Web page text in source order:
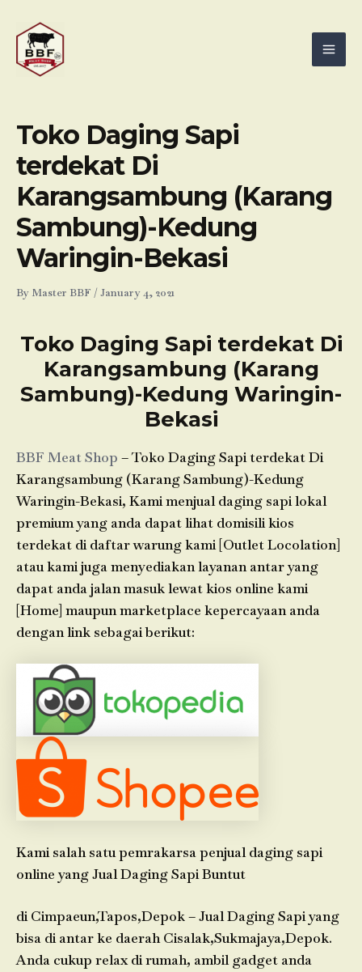
content
Toko Daging Sapi
terdekat Di
Karangsambung (Karang
Sambung)-Kedung
Waringin-Bekasi
By Master BBF /January 4, 2021
Toko Daging Sapi terdekat Di
Karangsambung (Karang
Sambung)-Kedung Waringin-
Bekasi
BBF Meat Shop – Toko Daging Sapi terdekat Di
Karangsambung (Karang Sambung)-Kedung
Waringin-Bekasi, Kami menjual daging sapi lokal
premium yang anda dapat lihat domisili kios
terdekat di daftar warung kami [Outlet Locolation]
atau kami juga menyediakan layanan antar yang
dapat anda jalan masuk lewat kios online kami
[Home] maupun marketplace kepercayaan anda
dengan link sebagai berikut:
Kami salah satu pemrakarsa penjual daging sapi
online yang Jual Daging Sapi Buntut
di Cimpaeun,Tapos,Depok – Jual Daging Sapi yang
bisa di antar ke daerah Cisalak,Sukmajaya,Depok.
Anda cukup relax di rumah, ambil gadget anda